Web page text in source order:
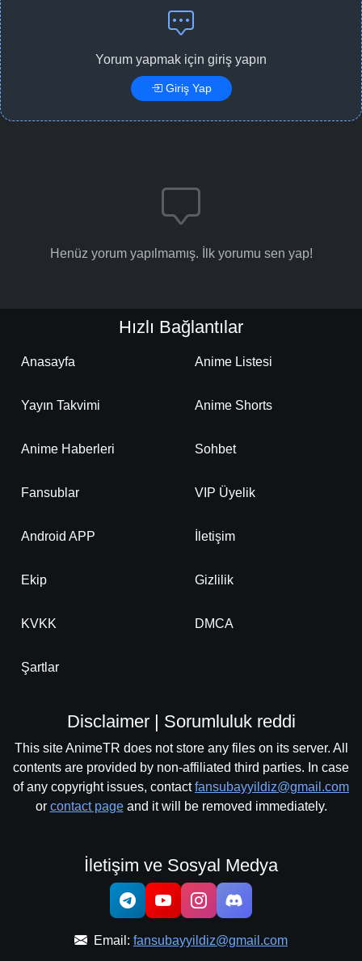
Yorum yapmak için giriş yapın
Giriş Yap
Henüz yorum yapılmamış. İlk yorumu sen yap!
Hızlı Bağlantılar
Anasayfa Anime Listesi
Yayın Takvimi Anime Shorts
Anime Haberleri Sohbet
Fansublar VIP Üyelik
Android APP İletişim
Ekip Gizlilik
KVKK DMCA
Şartlar
Disclaimer | Sorumluluk reddi
This site AnimeTR does not store any files on its server. All
contents are provided by non-affiliated third parties. In case
of any copyright issues, contactfansubayyildiz@gmail.com
or contact pageand it will be removed immediately.
İletişim ve Sosyal Medya
Email: fansubayyildiz@gmail.com